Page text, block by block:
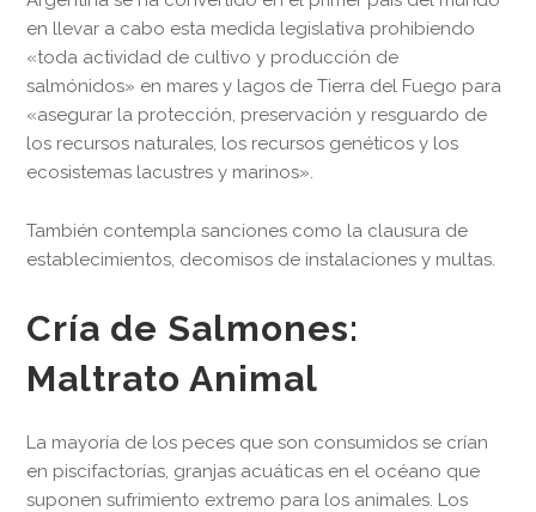
en llevar a cabo esta medida legislativa prohibiendo
«toda actividad de cultivo y producción de
salmónidos» en mares y lagos de Tierra del Fuego para
«asegurar la protección, preservación y resguardo de
los recursos naturales, los recursos genéticos y los
ecosistemas lacustres y marinos».
También contempla sanciones como la clausura de
establecimientos, decomisos de instalaciones y multas.
Cría de Salmones:
Maltrato Animal
La mayoría de los peces que son consumidos se crían
en piscifactorías, granjas acuáticas en el océano que
suponen sufrimiento extremo para los animales. Los